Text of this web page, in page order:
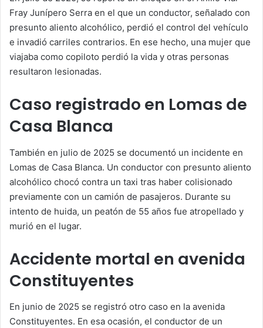
Fray Junípero Serra en el que un conductor, señalado con
presunto aliento alcohólico, perdió el control del vehículo
e invadió carriles contrarios. En ese hecho, una mujer que
viajaba como copiloto perdió la vida y otras personas
resultaron lesionadas.
Caso registrado en Lomas de
Casa Blanca
También en julio de 2025 se documentó un incidente en
Lomas de Casa Blanca. Un conductor con presunto aliento
alcohólico chocó contra un taxi tras haber colisionado
previamente con un camión de pasajeros. Durante su
intento de huida, un peatón de 55 años fue atropellado y
murió en el lugar.
Accidente mortal en avenida
Constituyentes
En junio de 2025 se registró otro caso en la avenida
Constituyentes. En esa ocasión, el conductor de un